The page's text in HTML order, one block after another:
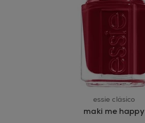
essie clásico
maki me happy